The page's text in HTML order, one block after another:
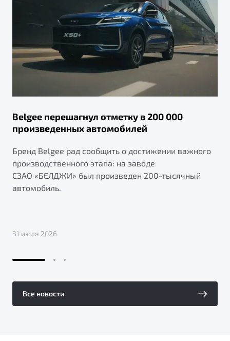
Belgee перешагнул отметку в 200 000
произведенных автомобилей
Бренд Belgee рад сообщить о достижении важного
производственного этапа: на заводе
СЗАО «БЕЛДЖИ» был произведен 200-тысячный
автомобиль.
31 июля 2026
Все новости